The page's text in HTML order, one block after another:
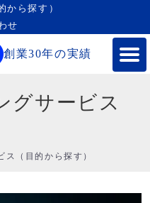
から探す）
せ
創業30年の実績
グサービス
ス（目的から探す）